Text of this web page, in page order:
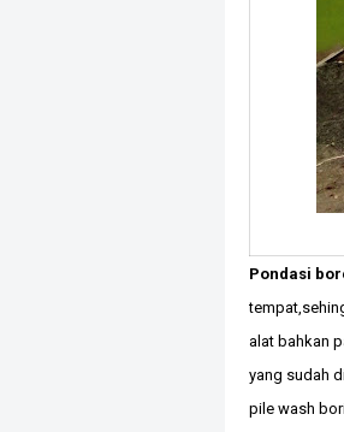
Pondasi
alat bahkan
yang sudah
pile wash